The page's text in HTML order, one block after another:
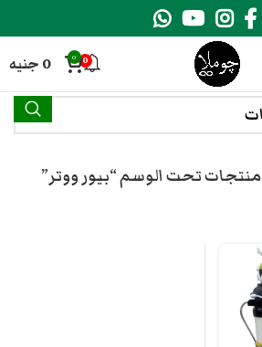
0
0
0 جنيه
منتجات تحت الوسم “بيور ووتر”